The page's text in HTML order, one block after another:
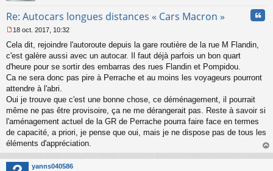
Re: Autocars longues distances « Cars Macron »
e
s
s
g
e
n
o
n
u
18 oct. 2017, 10:32
Cela dit, rejoindre l'autoroute depuis la gare routière de la rue M Flandin,
c'est galère aussi avec un autocar. Il faut déjà parfois un bon quart
d'heure pour se sortir des embarras des rues Flandin et Pompidou.
Ca ne sera donc pas pire à Perrache et au moins les voyageurs pourront
attendre à l'abri.
Oui je trouve que c'est une bonne chose, ce déménagement, il pourrait
même ne pas être provisoire, ça ne me dérangerait pas. Reste à savoir si
l'aménagement actuel de la GR de Perrache pourra faire face en termes
de capacité, a priori, je pense que oui, mais je ne dispose pas de tous les
éléments d'appréciation.
au
yanns040586